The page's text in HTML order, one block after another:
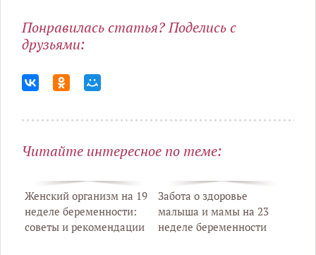
Понравилась статья? Поделись с
друзьями:
Читайте интересное по теме:
Женский организм на 19
неделе беременности:
советы и рекомендации
Забота о здоровье
малыша и мамы на 23
неделе беременности